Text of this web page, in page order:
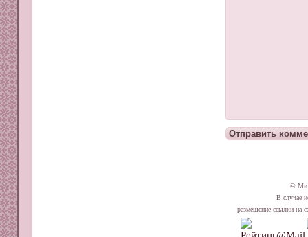
©
В случае
размещение ссылки на